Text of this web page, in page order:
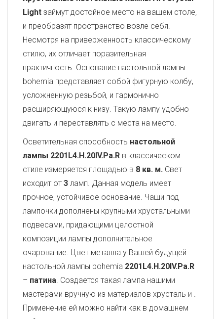
Light займут достойное место на вашем столе,
и преобразят пространство возле себя.
Несмотря на приверженность классическому
стилю, их отличает поразительная
практичность. Основание настольной лампы
bohemia представляет собой фигурную колбу,
усложненную резьбой, и гармонично
расширяющуюся к низу. Такую лампу удобно
двигать и переставлять с места на место.
Осветительная способность настольной
лампы 2201L4.H.20IV.Pa.R в классическом
стиле измеряется площадью в 8 кв. м. Свет
исходит от 3 ламп. Данная модель имеет
прочное, устойчивое основание. Чаши под
лампочки дополнены крупными хрустальными
подвесами, придающими целостной
композиции лампы дополнительное
очарование. Цвет металла у Вашей будущей
настольной лампы bohemia 2201L4.H.20IV.Pa.R
– патина. Создается такая лампа нашими
мастерами вручную из материалов хрусталь и .
Применение ей можно найти как в домашнем